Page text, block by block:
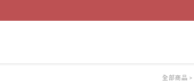
全部商品 >